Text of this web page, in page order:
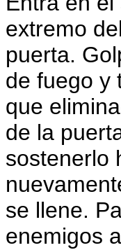
extremo
puerta.
de fuego y
que
de la
sostenerlo
se llene.
enemigos